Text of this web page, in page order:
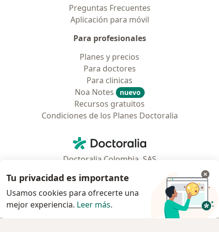
Preguntas Frecuentes
Aplicación para móvil
Para profesionales
Planes y precios
Para doctores
Para clinicas
Noa Notes
nuevo
Recursos gratuitos
Condiciones de los Planes Doctoralia
Doctoralia - Página de inicio
Doctoralia Colombia, SAS
Municipio: Bogotá D.C., Colombia
Tu privacidad es importante
Usamos cookies para ofrecerte una
mejor experiencia. Leer más.